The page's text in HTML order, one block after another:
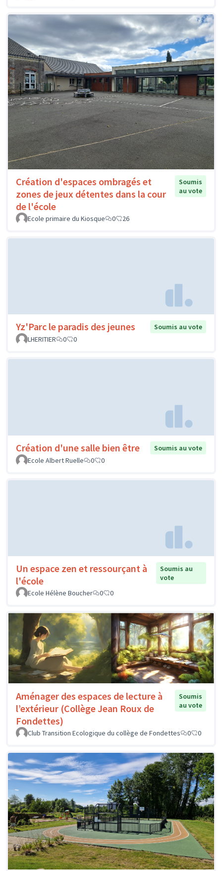
Création d'espaces ombragés et
zones de jeux détentes dans la cour
de l'école
Soumis
au vote
Ecole primaire du Kiosque 0 26
Yz'Parc le paradis des jeunes
Soumis au vote
LHERITIER
0 0
Création d'une salle bien être
Soumis au vote
Ecole Albert Ruelle
0 0
Un espace zen et ressourçant à
l'école
Soumis au
vote
Ecole Hélène Boucher
0 0
Aménager des espaces de lecture à
l’extérieur (Collège Jean Roux de
Fondettes)
Soumis
au vote
Club Transition Ecologique du collège de Fondettes 0 0